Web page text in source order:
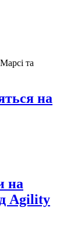
на
на
Agility